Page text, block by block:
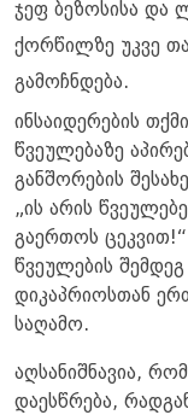
ჯეფ ბეზოსისა და
ქორწილზე უკვე
გამოჩნდება.
ინსაიდერების
წვეულებაზე
განშორების
„ის არის
გაერთოს
წვეულების
დიკაპრიოსთან
საღამო.
აღსანიშნავია,
დაესწრება,